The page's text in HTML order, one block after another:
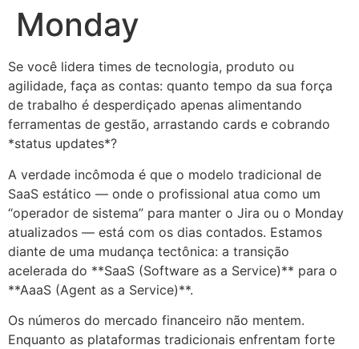
Monday
Se você lidera times de tecnologia, produto ou
agilidade, faça as contas: quanto tempo da sua força
de trabalho é desperdiçado apenas alimentando
ferramentas de gestão, arrastando cards e cobrando
*status updates*?
A verdade incômoda é que o modelo tradicional de
SaaS estático — onde o profissional atua como um
“operador de sistema” para manter o Jira ou o Monday
atualizados — está com os dias contados. Estamos
diante de uma mudança tectônica: a transição
acelerada do **SaaS (Software as a Service)** para o
**AaaS (Agent as a Service)**.
Os números do mercado financeiro não mentem.
Enquanto as plataformas tradicionais enfrentam forte